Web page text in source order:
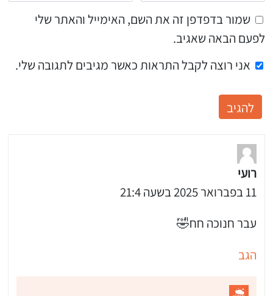
שמור בדפדפן זה את השם, האימייל והאתר שלי
לפעם הבאה שאגיב.
אני רוצה לקבל התראות כאשר מגיבים לתגובה שלי.
רועי
11 בפברואר 2025 בשעה 21:4
עבר חנוכה חח🤣
הגב